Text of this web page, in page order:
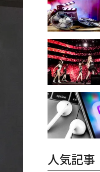
人気記事